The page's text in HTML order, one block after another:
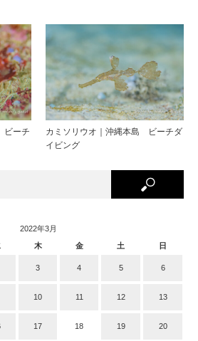
ビーチ
カミソリウオ｜沖縄本島 ビーチダ
イビング
2022年3月
木 金 土 日
3 4 5 6
10 11 12 13
17 18 19 20